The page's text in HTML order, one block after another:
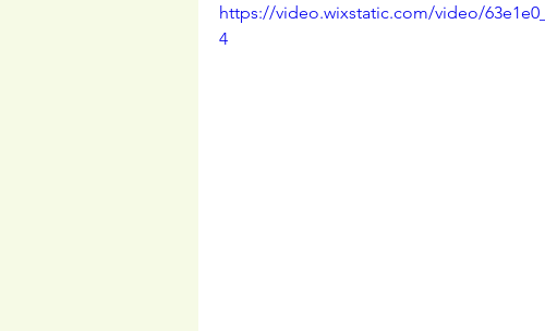
https://video.wixstatic.com/video/
4